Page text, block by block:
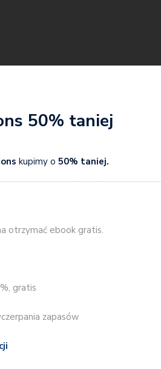
50% taniej
kupimy o 50% taniej.
otrzymać ebook gratis.
gratis
zapasów